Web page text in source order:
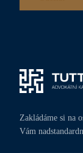
Zakládáme si na
Vám